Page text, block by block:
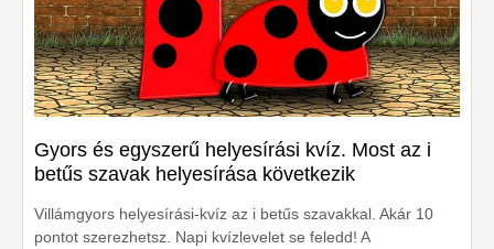
Gyors és egyszerű helyesírási kvíz. Most az i
betűs szavak helyesírása következik
Villámgyors helyesírási-kvíz az i betűs szavakkal. Akár 10
pontot szerezhetsz. Napi kvízlevelet se feledd! A